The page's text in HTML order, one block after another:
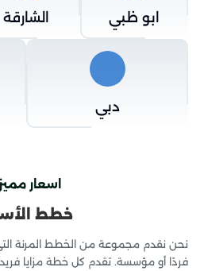
ابو ظبي الشارقة
دبي
اسعار
خطط
نحن نقدم مجموعة من الخطط المرنة
فردًا أو مؤسسة. تقدم كل خطة مزايا